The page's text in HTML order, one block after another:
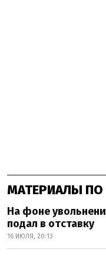
МАТЕРИАЛЫ ПО
На фоне
подал в отставку
16 ИЮЛЯ, 20:13